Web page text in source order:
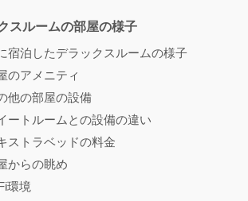
スルームの部屋の様子
宿泊したデラックスルームの様子
のアメニティ
他の部屋の設備
ートルームとの設備の違い
ストラベッドの料金
からの眺め
環境